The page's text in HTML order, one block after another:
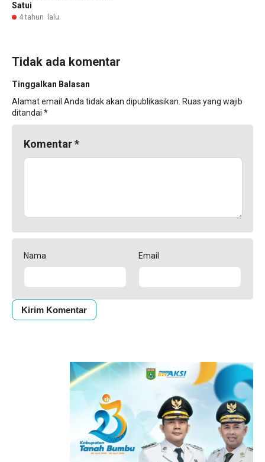
Satui
4 tahun lalu
Tidak ada komentar
Tinggalkan Balasan
Alamat email Anda tidak akan dipublikasikan. Ruas yang wajib
ditandai *
Komentar*
Nama Email